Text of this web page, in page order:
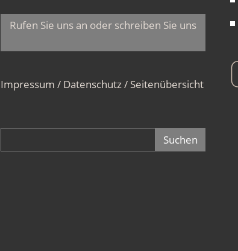
Rufen Sie uns an oder schreiben Sie uns
Impressum / Datenschutz/ Seitenübersicht